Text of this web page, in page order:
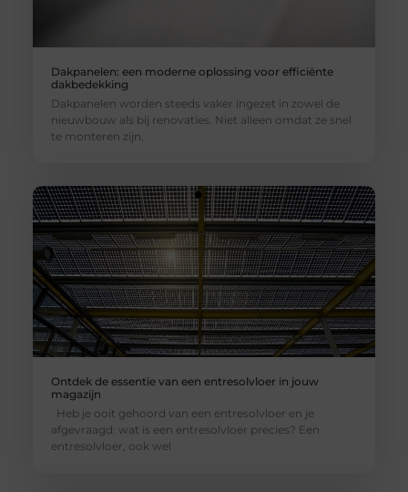
Dakpanelen: een moderne oplossing voor efficiënte
dakbedekking
Dakpanelen worden steeds vaker ingezet in zowel de
nieuwbouw als bij renovaties. Niet alleen omdat ze snel
te monteren zijn,
Ontdek de essentie van een entresolvloer in jouw
magazijn
Heb je ooit gehoord van een entresolvloer en je
afgevraagd: wat is een entresolvloer precies? Een
entresolvloer, ook wel